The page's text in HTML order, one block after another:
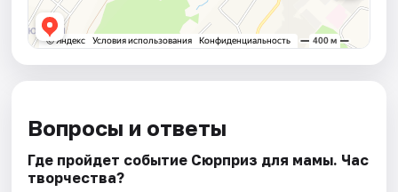
Вопросы и ответы
Где пройдет событие Сюрприз для мамы. Час
творчества?